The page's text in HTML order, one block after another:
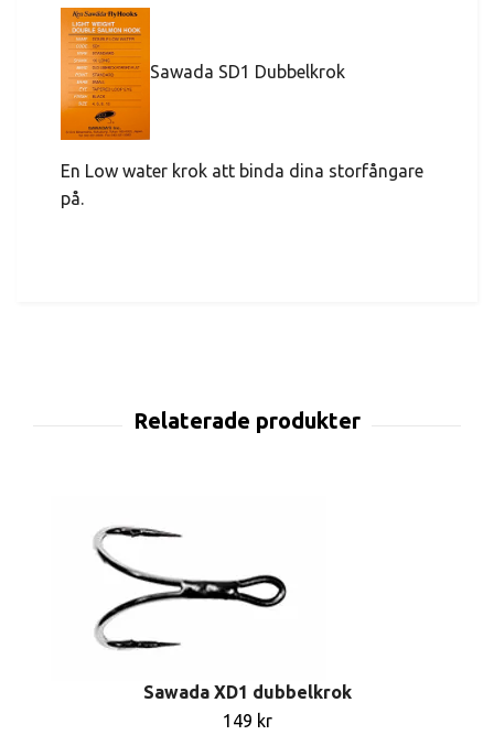
Sawada SD1 Dubbelkrok
En Low water krok att binda dina storfångare
på.
Sawada XD1 dubbelkrok
149 kr